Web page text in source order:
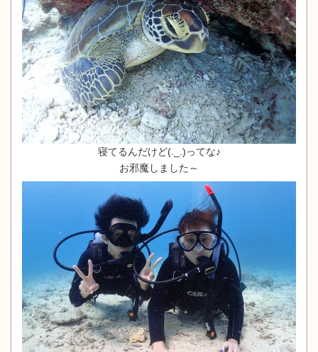
寝てるんだけど(._.)ってな♪
お邪魔しました～